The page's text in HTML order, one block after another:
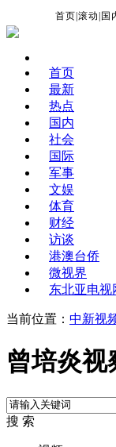
首页 |滚动 国
首页
最新
热点
国内
社会
国际
军事
文娱
体育
财经
访谈
港澳台侨
微视界
东北亚电视
当前位置： 中新视
曾培炎
搜 索